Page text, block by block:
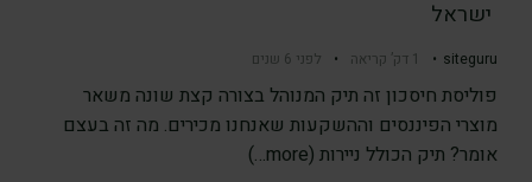
siteguru
• 1 דק’ קריאה • לפני 6 שנים
פוליסת חיסכון זה תיק המנוהל בצורה קצת שונה משאר
מוצרי הפיננסים וההשקעות שאנחנו מכירים. מה זה בעצם
אומר? תיק הכולל ניירות (more…)